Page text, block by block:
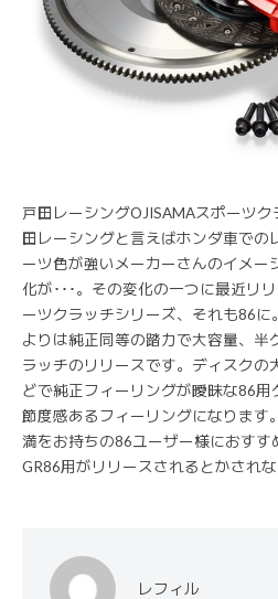
戸田レーシングOJISAMAスポーツ
田レーシングと言えばホンダ車での
ーツ色が強いメーカーさんのイメー
化が･･･。その変化の一つに最近リ
ーツクラッチシリーズ、それも86に
よりは純正同等の踏力で大容量、半
ラッチのリリースです。ディスクの
どで純正フィーリングが曖昧な86
節度感あるフィーリングになります
満をお持ちの86ユーザー様におすす
GR86用がリリースされるとかされな
レフィル